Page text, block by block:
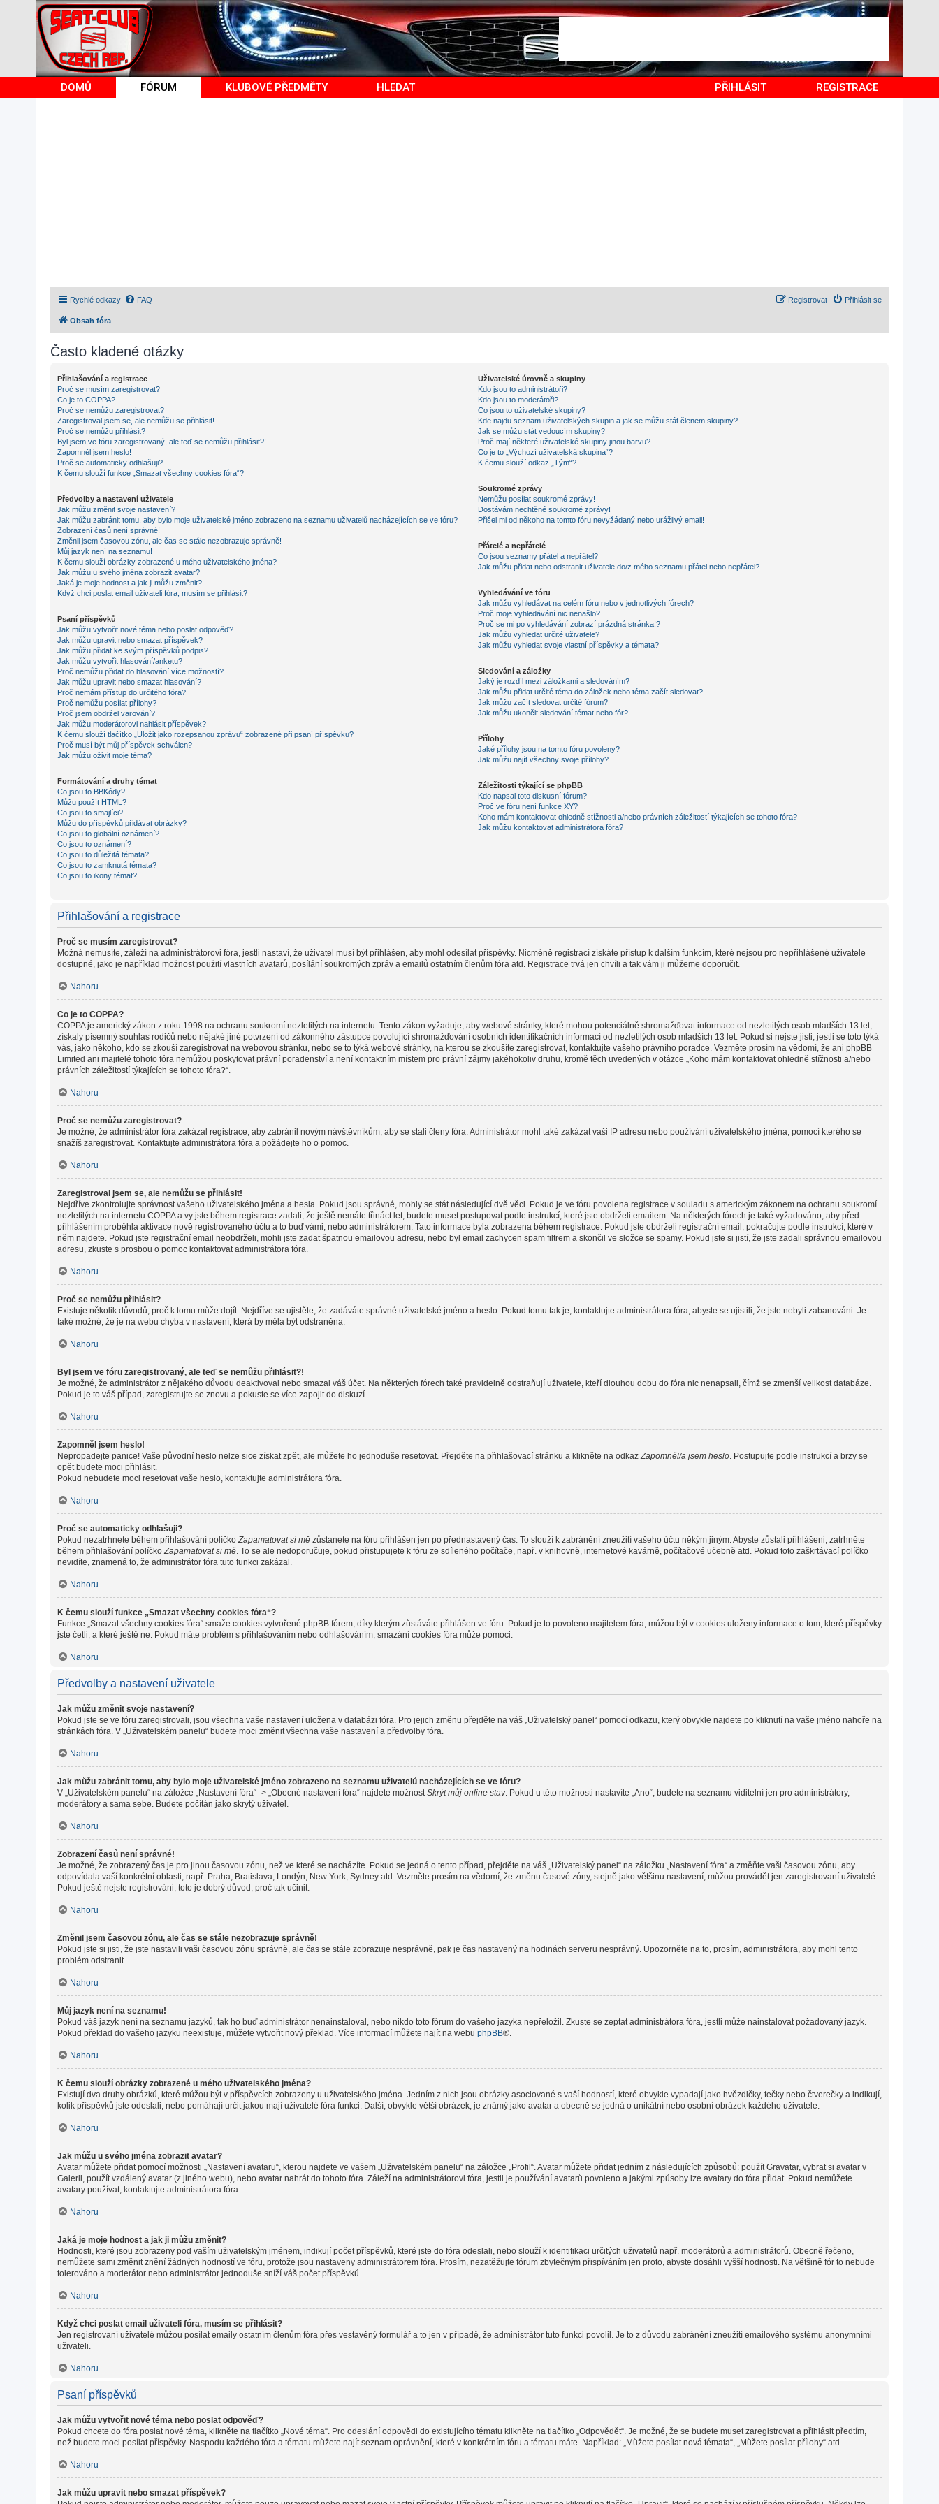
DOMŮ FÓRUM KLUBOVÉ PŘEDMĚTY HLEDAT PŘIHLÁSIT REGISTRACE
Rychlé odkazy FAQ Přihlásit se
Registrovat
Obsah fóra
Často kladené otázky
Přihlašování a registrace
Proč se musím zaregistrovat?
Co je to COPPA?
Proč se nemůžu zaregistrovat?
Zaregistroval jsem se, ale nemůžu se přihlásit!
Proč se nemůžu přihlásit?
Byl jsem ve fóru zaregistrovaný, ale teď se nemůžu přihlásit?!
Zapomněl jsem heslo!
Proč se automaticky odhlašuji?
K čemu slouží funkce „Smazat všechny cookies fóra“?
Předvolby a nastavení uživatele
Jak můžu změnit svoje nastavení?
Jak můžu zabránit tomu, aby bylo moje uživatelské jméno zobrazeno na seznamu uživatelů nacházejících se ve fóru?
Zobrazení časů není správné!
Změnil jsem časovou zónu, ale čas se stále nezobrazuje správně!
Můj jazyk není na seznamu!
K čemu slouží obrázky zobrazené u mého uživatelského jména?
Jak můžu u svého jména zobrazit avatar?
Jaká je moje hodnost a jak ji můžu změnit?
Když chci poslat email uživateli fóra, musím se přihlásit?
Psaní příspěvků
Jak můžu vytvořit nové téma nebo poslat odpověď?
Jak můžu upravit nebo smazat příspěvek?
Jak můžu přidat ke svým příspěvků podpis?
Jak můžu vytvořit hlasování/anketu?
Proč nemůžu přidat do hlasování více možností?
Jak můžu upravit nebo smazat hlasování?
Proč nemám přístup do určitého fóra?
Proč nemůžu posílat přílohy?
Proč jsem obdržel varování?
Jak můžu moderátorovi nahlásit příspěvek?
K čemu slouží tlačítko „Uložit jako rozepsanou zprávu“ zobrazené při psaní příspěvku?
Proč musí být můj příspěvek schválen?
Jak můžu oživit moje téma?
Formátování a druhy témat
Co jsou to BBKódy?
Můžu použít HTML?
Co jsou to smajlíci?
Můžu do příspěvků přidávat obrázky?
Co jsou to globální oznámení?
Co jsou to oznámení?
Co jsou to důležitá témata?
Co jsou to zamknutá témata?
Co jsou to ikony témat?
Uživatelské úrovně a skupiny
Kdo jsou to administrátoři?
Kdo jsou to moderátoři?
Co jsou to uživatelské skupiny?
Kde najdu seznam uživatelských skupin a jak se můžu stát členem skupiny?
Jak se můžu stát vedoucím skupiny?
Proč mají některé uživatelské skupiny jinou barvu?
Co je to „Výchozí uživatelská skupina“?
K čemu slouží odkaz „Tým“?
Soukromé zprávy
Nemůžu posílat soukromé zprávy!
Dostávám nechtěné soukromé zprávy!
Přišel mi od někoho na tomto fóru nevyžádaný nebo urážlivý email!
Přátelé a nepřátelé
Co jsou seznamy přátel a nepřátel?
Jak můžu přidat nebo odstranit uživatele do/z mého seznamu přátel nebo nepřátel?
Vyhledávání ve fóru
Jak můžu vyhledávat na celém fóru nebo v jednotlivých fórech?
Proč moje vyhledávání nic nenašlo?
Proč se mi po vyhledávání zobrazí prázdná stránka!?
Jak můžu vyhledat určité uživatele?
Jak můžu vyhledat svoje vlastní příspěvky a témata?
Sledování a záložky
Jaký je rozdíl mezi záložkami a sledováním?
Jak můžu přidat určité téma do záložek nebo téma začít sledovat?
Jak můžu začít sledovat určité fórum?
Jak můžu ukončit sledování témat nebo fór?
Přílohy
Jaké přílohy jsou na tomto fóru povoleny?
Jak můžu najít všechny svoje přílohy?
Záležitosti týkající se phpBB
Kdo napsal toto diskusní fórum?
Proč ve fóru není funkce XY?
Koho mám kontaktovat ohledně stížnosti a/nebo právních záležitostí týkajících se tohoto fóra?
Jak můžu kontaktovat administrátora fóra?
Přihlašování a registrace
Proč se musím zaregistrovat?
Možná nemusíte, záleží na administrátorovi fóra, jestli nastaví, že uživatel musí být přihlášen, aby mohl odesílat příspěvky. Nicméně registrací získáte přístup k dalším funkcím, které nejsou pro nepřihlášené uživatele
dostupné, jako je například možnost použití vlastních avatarů, posílání soukromých zpráv a emailů ostatním členům fóra atd. Registrace trvá jen chvíli a tak vám ji můžeme doporučit.
Nahoru
Co je to COPPA?
COPPA je americký zákon z roku 1998 na ochranu soukromí nezletilých na internetu. Tento zákon vyžaduje, aby webové stránky, které mohou potenciálně shromažďovat informace od nezletilých osob mladších 13 let,
získaly písemný souhlas rodičů nebo nějaké jiné potvrzení od zákonného zástupce povolující shromažďování osobních identifikačních informací od nezletilých osob mladších 13 let. Pokud si nejste jisti, jestli se toto týká
vás, jako někoho, kdo se zkouší zaregistrovat na webovou stránku, nebo se to týká webové stránky, na kterou se zkoušíte zaregistrovat, kontaktujte vašeho právního poradce. Vezměte prosím na vědomí, že ani phpBB
Limited ani majitelé tohoto fóra nemůžou poskytovat právní poradenství a není kontaktním místem pro právní zájmy jakéhokoliv druhu, kromě těch uvedených v otázce „Koho mám kontaktovat ohledně stížnosti a/nebo
právních záležitostí týkajících se tohoto fóra?“.
Nahoru
Proč se nemůžu zaregistrovat?
Je možné, že administrátor fóra zakázal registrace, aby zabránil novým návštěvníkům, aby se stali členy fóra. Administrátor mohl také zakázat vaši IP adresu nebo používání uživatelského jména, pomocí kterého se
snažíš zaregistrovat. Kontaktujte administrátora fóra a požádejte ho o pomoc.
Nahoru
Zaregistroval jsem se, ale nemůžu se přihlásit!
Nejdříve zkontrolujte správnost vašeho uživatelského jména a hesla. Pokud jsou správné, mohly se stát následující dvě věci. Pokud je ve fóru povolena registrace v souladu s americkým zákonem na ochranu soukromí
nezletilých na internetu COPPA a vy jste během registrace zadali, že ještě nemáte třináct let, budete muset postupovat podle instrukcí, které jste obdrželi emailem. Na některých fórech je také vyžadováno, aby před
přihlášením proběhla aktivace nově registrovaného účtu a to buď vámi, nebo administrátorem. Tato informace byla zobrazena během registrace. Pokud jste obdrželi registrační email, pokračujte podle instrukcí, které v
něm najdete. Pokud jste registrační email neobdrželi, mohli jste zadat špatnou emailovou adresu, nebo byl email zachycen spam filtrem a skončil ve složce se spamy. Pokud jste si jistí, že jste zadali správnou emailovou
adresu, zkuste s prosbou o pomoc kontaktovat administrátora fóra.
Nahoru
Proč se nemůžu přihlásit?
Existuje několik důvodů, proč k tomu může dojít. Nejdříve se ujistěte, že zadáváte správné uživatelské jméno a heslo. Pokud tomu tak je, kontaktujte administrátora fóra, abyste se ujistili, že jste nebyli zabanováni. Je
také možné, že je na webu chyba v nastavení, která by měla být odstraněna.
Nahoru
Byl jsem ve fóru zaregistrovaný, ale teď se nemůžu přihlásit?!
Je možné, že administrátor z nějakého důvodu deaktivoval nebo smazal váš účet. Na některých fórech také pravidelně odstraňují uživatele, kteří dlouhou dobu do fóra nic nenapsali, čímž se zmenší velikost databáze.
Pokud je to váš případ, zaregistrujte se znovu a pokuste se více zapojit do diskuzí.
Nahoru
Zapomněl jsem heslo!
Nepropadejte panice! Vaše původní heslo nelze sice získat zpět, ale můžete ho jednoduše resetovat. Přejděte na přihlašovací stránku a klikněte na odkazZapomněl/a jsem heslo. Postupujte podle instrukcí a brzy se
opět budete moci přihlásit.
Pokud nebudete moci resetovat vaše heslo, kontaktujte administrátora fóra.
Nahoru
Proč se automaticky odhlašuji?
Pokud nezatrhnete během přihlašování políčkoZapamatovat si mě zůstanete na fóru přihlášen jen po přednastavený čas. To slouží k zabránění zneužití vašeho účtu někým jiným. Abyste zůstali přihlášeni, zatrhněte
během přihlašování políčkoZapamatovat si mě. To se ale nedoporučuje, pokud přistupujete k fóru ze sdíleného počítače, např. v knihovně, internetové kavárně, počítačové učebně atd. Pokud toto zaškrtávací políčko
nevidíte, znamená to, že administrátor fóra tuto funkci zakázal.
Nahoru
K čemu slouží funkce „Smazat všechny cookies fóra“?
Funkce „Smazat všechny cookies fóra“ smaže cookies vytvořené phpBB fórem, díky kterým zůstáváte přihlášen ve fóru. Pokud je to povoleno majitelem fóra, můžou být v cookies uloženy informace o tom, které příspěvky
jste četli, a které ještě ne. Pokud máte problém s přihlašováním nebo odhlašováním, smazání cookies fóra může pomoci.
Nahoru
Předvolby a nastavení uživatele
Jak můžu změnit svoje nastavení?
Pokud jste se ve fóru zaregistrovali, jsou všechna vaše nastavení uložena v databázi fóra. Pro jejich změnu přejděte na váš „Uživatelský panel“ pomocí odkazu, který obvykle najdete po kliknutí na vaše jméno nahoře na
stránkách fóra. V „Uživatelském panelu“ budete moci změnit všechna vaše nastavení a předvolby fóra.
Nahoru
Jak můžu zabránit tomu, aby bylo moje uživatelské jméno zobrazeno na seznamu uživatelů nacházejících se ve fóru?
V „Uživatelském panelu“ na záložce „Nastavení fóra“ -> „Obecné nastavení fóra“ najdete možnostSkrýt můj online stav. Pokud u této možnosti nastavíte „Ano“, budete na seznamu viditelní jen pro administrátory,
moderátory a sama sebe. Budete počítán jako skrytý uživatel.
Nahoru
Zobrazení časů není správné!
Je možné, že zobrazený čas je pro jinou časovou zónu, než ve které se nacházíte. Pokud se jedná o tento případ, přejděte na váš „Uživatelský panel“ na záložku „Nastavení fóra“ a změňte vaši časovou zónu, aby
odpovídala vaší konkrétní oblasti, např. Praha, Bratislava, Londýn, New York, Sydney atd. Vezměte prosím na vědomí, že změnu časové zóny, stejně jako většinu nastavení, můžou provádět jen zaregistrovaní uživatelé.
Pokud ještě nejste registrováni, toto je dobrý důvod, proč tak učinit.
Nahoru
Změnil jsem časovou zónu, ale čas se stále nezobrazuje správně!
Pokud jste si jisti, že jste nastavili vaši časovou zónu správně, ale čas se stále zobrazuje nesprávně, pak je čas nastavený na hodinách serveru nesprávný. Upozorněte na to, prosím, administrátora, aby mohl tento
problém odstranit.
Nahoru
Můj jazyk není na seznamu!
Pokud váš jazyk není na seznamu jazyků, tak ho buď administrátor nenainstaloval, nebo nikdo toto fórum do vašeho jazyka nepřeložil. Zkuste se zeptat administrátora fóra, jestli může nainstalovat požadovaný jazyk.
Pokud překlad do vašeho jazyku neexistuje, můžete vytvořit nový překlad. Více informací můžete najít na webu phpBB®.
Nahoru
K čemu slouží obrázky zobrazené u mého uživatelského jména?
Existují dva druhy obrázků, které můžou být v příspěvcích zobrazeny u uživatelského jména. Jedním z nich jsou obrázky asociované s vaší hodností, které obvykle vypadají jako hvězdičky, tečky nebo čtverečky a indikují,
kolik příspěvků jste odeslali, nebo pomáhají určit jakou mají uživatelé fóra funkci. Další, obvykle větší obrázek, je známý jako avatar a obecně se jedná o unikátní nebo osobní obrázek každého uživatele.
Nahoru
Jak můžu u svého jména zobrazit avatar?
Avatar můžete přidat pomocí možnosti „Nastavení avataru“, kterou najdete ve vašem „Uživatelském panelu“ na záložce „Profil“. Avatar můžete přidat jedním z následujících způsobů: použít Gravatar, vybrat si avatar v
Galerii, použít vzdálený avatar (z jiného webu), nebo avatar nahrát do tohoto fóra. Záleží na administrátorovi fóra, jestli je používání avatarů povoleno a jakými způsoby lze avatary do fóra přidat. Pokud nemůžete
avatary používat, kontaktujte administrátora fóra.
Nahoru
Jaká je moje hodnost a jak ji můžu změnit?
Hodnosti, které jsou zobrazeny pod vaším uživatelským jménem, indikují počet příspěvků, které jste do fóra odeslali, nebo slouží k identifikaci určitých uživatelů např. moderátorů a administrátorů. Obecně řečeno,
nemůžete sami změnit znění žádných hodností ve fóru, protože jsou nastaveny administrátorem fóra. Prosím, nezatěžujte fórum zbytečným přispíváním jen proto, abyste dosáhli vyšší hodnosti. Na většině fór to nebude
tolerováno a moderátor nebo administrátor jednoduše sníží váš počet příspěvků.
Nahoru
Když chci poslat email uživateli fóra, musím se přihlásit?
Jen registrovaní uživatelé můžou posílat emaily ostatním členům fóra přes vestavěný formulář a to jen v případě, že administrátor tuto funkci povolil. Je to z důvodu zabránění zneužití emailového systému anonymními
uživateli.
Nahoru
Psaní příspěvků
Jak můžu vytvořit nové téma nebo poslat odpověď?
Pokud chcete do fóra poslat nové téma, klikněte na tlačítko „Nové téma“. Pro odeslání odpovědi do existujícího tématu klikněte na tlačítko „Odpovědět“. Je možné, že se budete muset zaregistrovat a přihlásit předtím,
než budete moci posílat příspěvky. Naspodu každého fóra a tématu můžete najít seznam oprávnění, které v konkrétním fóru a tématu máte. Například: „Můžete posílat nová témata“, „Můžete posílat přílohy“ atd.
Nahoru
Jak můžu upravit nebo smazat příspěvek?